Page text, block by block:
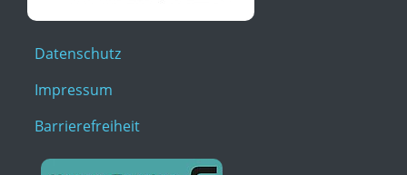
Datenschutz
Impressum
Barrierefreiheit